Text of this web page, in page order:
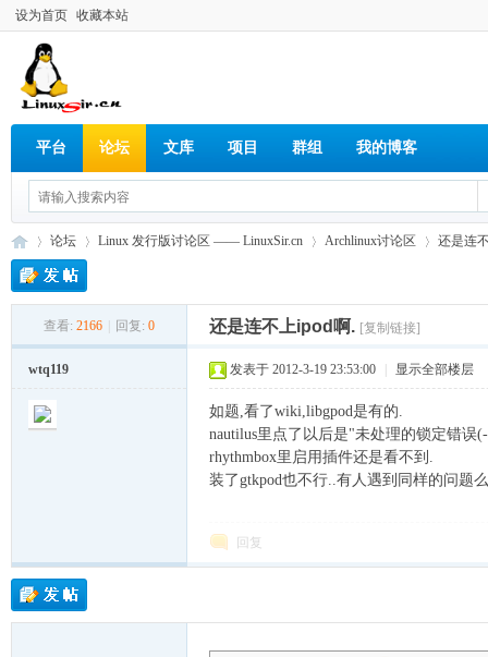
设为首页 收藏本站
平台 论坛 文库 项目 群组 我的博客
论坛
›
Linux 发行版讨论区 —— LinuxSir.cn
›
Archlinux讨论区
›
还是连
查看: 2166 回复: 0 还是连不上ipod啊. [复制链接]
wtq119 发表于 2012-3-19 23:53:00 显示全部楼层
如题,看了wiki,libgpod是有的.
nautilus里点了以后是"未处理的锁定错误
rhythmbox里启用插件还是看不到.
装了gtkpod也不行..有人遇到同样的问题
回复